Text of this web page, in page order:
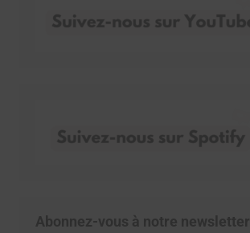
Abonnez-vous à notre newsletter